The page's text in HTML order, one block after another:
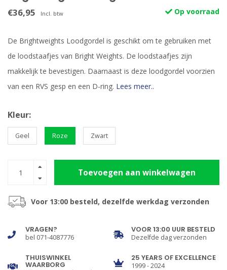
€36,95 Incl. btw Op voorraad
De Brightweights Loodgordel is geschikt om te gebruiken met
de loodstaafjes van Bright Weights. De loodstaafjes zijn
makkelijk te bevestigen. Daarnaast is deze loodgordel voorzien
van een RVS gesp en een D-ring. Lees meer..
Kleur:
Geel Roze Zwart
Toevoegen aan winkelwagen
Voor 13:00 besteld, dezelfde werkdag verzonden
VRAGEN?
bel 071-4087776
VOOR 13:00 UUR BESTELD
Dezelfde dag verzonden
THUISWINKEL
WAARBORG
25 YEARS OF EXCELLENCE
1999 - 2024